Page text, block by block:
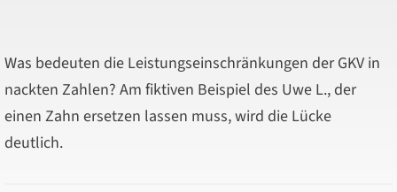
Was bedeuten die Leistungseinschränkungen der GKV in
nackten Zahlen? Am fiktiven Beispiel des Uwe L., der
einen Zahn ersetzen lassen muss, wird die Lücke
deutlich.